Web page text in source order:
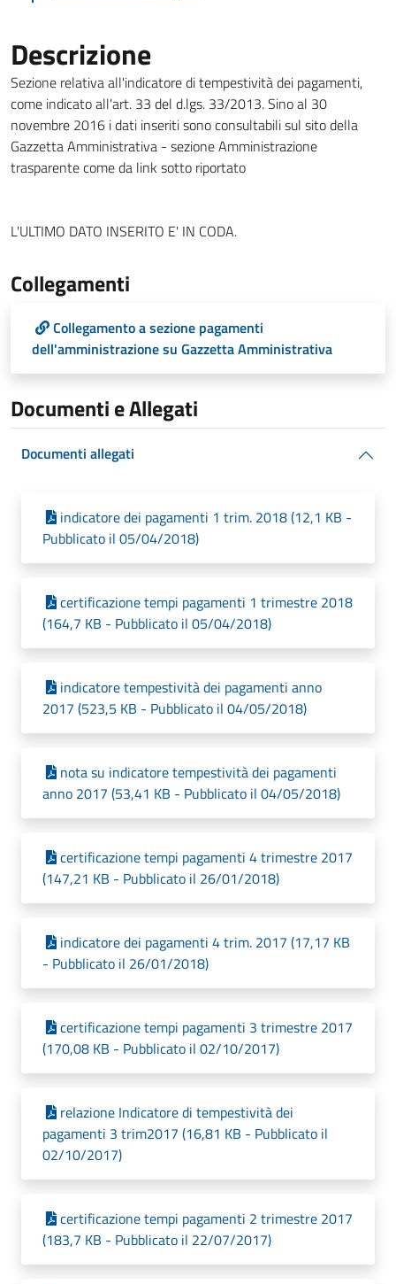
Descrizione
Sezione relativa all'indicatore di tempestività dei pagamenti,
come indicato all'art. 33 del d.lgs. 33/2013. Sino al 30
novembre 2016 i dati inseriti sono consultabili sul sito della
Gazzetta Amministrativa - sezione Amministrazione
trasparente come da link sotto riportato
L'ULTIMO DATO INSERITO E' IN CODA.
Collegamenti
Collegamento a sezione pagamenti
dell'amministrazione su Gazzetta Amministrativa
Documenti e Allegati
Documenti allegati
indicatore dei pagamenti 1 trim. 2018 (12,1 KB -
Pubblicato il 05/04/2018)
certificazione tempi pagamenti 1 trimestre 2018
(164,7 KB - Pubblicato il 05/04/2018)
indicatore tempestività dei pagamenti anno
2017 (523,5 KB - Pubblicato il 04/05/2018)
nota su indicatore tempestività dei pagamenti
anno 2017 (53,41 KB - Pubblicato il 04/05/2018)
certificazione tempi pagamenti 4 trimestre 2017
(147,21 KB - Pubblicato il 26/01/2018)
indicatore dei pagamenti 4 trim. 2017 (17,17 KB
- Pubblicato il 26/01/2018)
certificazione tempi pagamenti 3 trimestre 2017
(170,08 KB - Pubblicato il 02/10/2017)
relazione Indicatore di tempestività dei
pagamenti 3 trim2017 (16,81 KB - Pubblicato il
02/10/2017)
certificazione tempi pagamenti 2 trimestre 2017
(183,7 KB - Pubblicato il 22/07/2017)